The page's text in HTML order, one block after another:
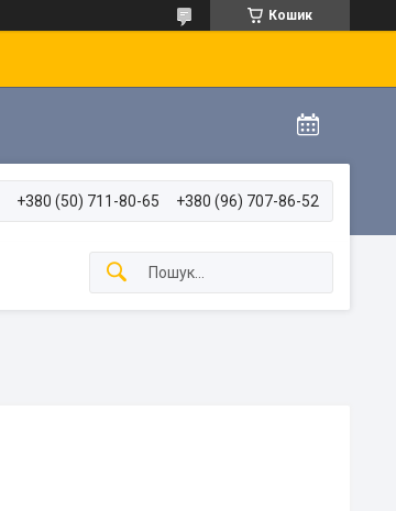
Кошик
+380 (50) 711-80-65 +380 (96) 707-86-52